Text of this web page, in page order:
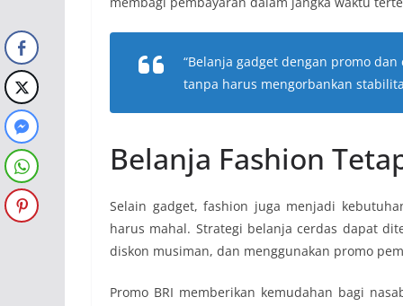
“Belanja gadget dengan promo
tanpa harus mengorbankan
Belanja Fashion
Selain gadget, fashion juga menjadi
harus mahal. Strategi belanja cerdas dapat
diskon musiman, dan menggunakan promo
Promo BRI memberikan kemudahan bagi